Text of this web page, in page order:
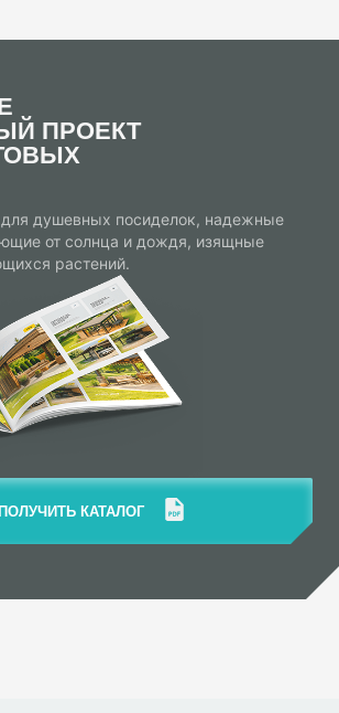
ПРОЕКТ
душевных посиделок, надежные
от солнца и дождя, изящные
растений.
КАТАЛОГ